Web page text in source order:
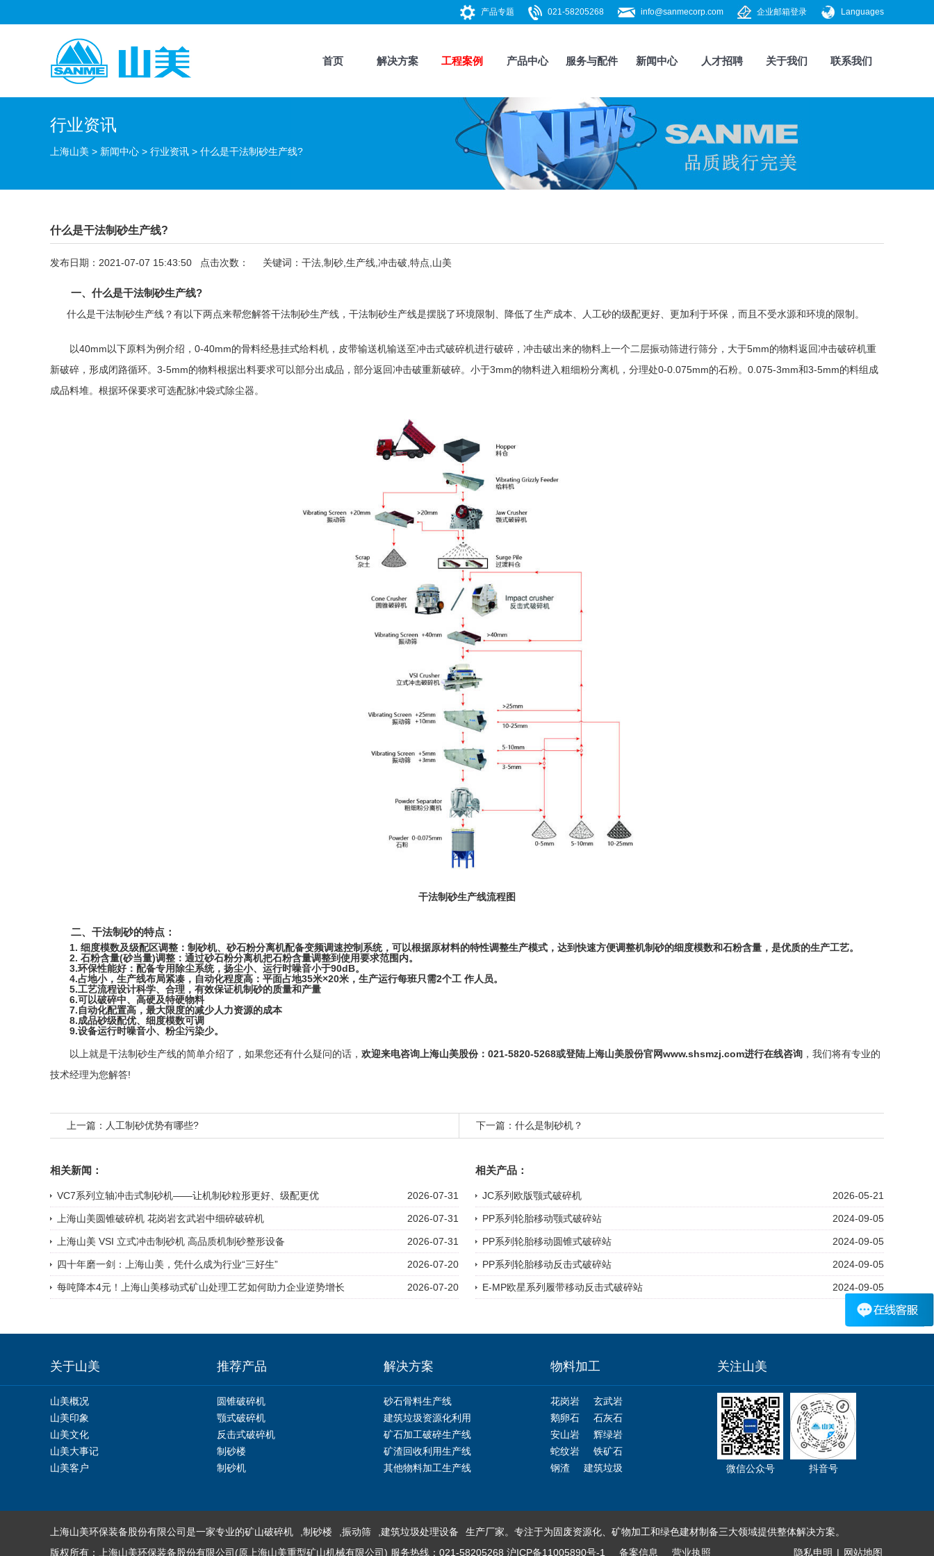
Languages
企业邮箱登录
info@sanmecorp.com
021-58205268
产品专题
首页 解决方案 工程案例 产品中心 服务与配件 新闻中心 人才招聘 关于我们 联系我们
行业资讯
上海山美 > 新闻中心 > 行业资讯 > 什么是干法制砂生产线?
什么是干法制砂生产线?
发布日期：2021-07-07 15:43:50 点击次数： 关键词：干法,制砂,生产线,冲击破,特点,山美
一、什么是干法制砂生产线?
什么是干法制砂生产线？有以下两点来帮您解答干法制砂生产线，干法制砂生产线是摆脱了环境限制、降低了生产成本、人工砂的级配更好、更加利于环保，而且不受水源和环境的限制。
以40mm以下原料为例介绍，0-40mm的骨料经悬挂式给料机 ， 皮带输送机输送至冲击式破碎机进行破碎， 冲击破出来的物料上一个二层振动筛进行筛分，大于5mm的物料返回冲击破碎机重
新破碎，形成闭路循环。3-5mm的物料根据出料要求可以部分出成品，部分返回冲击破重新破碎。小于3mm的物料进入粗细粉分离机 ，分理处0-0.075mm的石粉。0.075-3mm和3-5mm的料组成
成品料堆。根据环保要求可选配脉冲袋式除尘器。
干法制砂生产线流程图
二、干法制砂的特点：
1. 细度模数及级配区调整： 制砂机、 砂石粉分离机配备变频调速控制系统，可以根据原材料的特性调整生产模式，达到快速方便调整机制砂的细度模数和石粉含量，是优质的生产工艺。
2. 石粉含量(砂当量)调整：通过砂石粉分离机把石粉含量调整到使用要求范围内。
3.环保性能好：配备专用除尘系统，扬尘小、运行时噪音小于90dB。
4.占地小，生产线布局紧凑，自动化程度高：平面占地35米×20米，生产运行每班只需2个工 作人员。
5.工艺流程设计科学、合理，有效保证机制砂的质量和产量
6.可以破碎中、高硬及特硬物料
7.自动化配置高，最大限度的减少人力资源的成本
8.成品砂级配优、细度模数可调
9.设备运行时噪音小、粉尘污染少。
以上就是干法制砂生产线的简单介绍了，如果您还有什么疑问的话， 欢迎来电咨询上海山美股份：021-5820-5268或登陆上海山美股份官网www.shsmzj.com进行在线咨询 ，我们将有专业的
技术经理为您解答!
上一篇： 人工制砂优势有哪些? 下一篇： 什么是制砂机？
相关新闻：
VC7系列立轴冲击式制砂机——让机制砂粒形更好、级配更优 2026-07-31
上海山美圆锥破碎机 花岗岩玄武岩中细碎破碎机 2026-07-31
上海山美 VSI 立式冲击制砂机 高品质机制砂整形设备 2026-07-31
四十年磨一剑：上海山美，凭什么成为行业“三好生” 2026-07-20
每吨降本4元！上海山美移动式矿山处理工艺如何助力企业逆势增长 2026-07-20
相关产品：
JC系列欧版颚式破碎机 2026-05-21
PP系列轮胎移动颚式破碎站 2024-09-05
PP系列轮胎移动圆锥式破碎站 2024-09-05
PP系列轮胎移动反击式破碎站 2024-09-05
E-MP欧星系列履带移动反击式破碎站 2024-09-05
关于山美 推荐产品 解决方案 物料加工 关注山美
山美概况
山美印象
山美文化
山美大事记
山美客户
圆锥破碎机
颚式破碎机
反击式破碎机
制砂楼
制砂机
砂石骨料生产线
建筑垃圾资源化利用
矿石加工破碎生产线
矿渣回收利用生产线
其他物料加工生产线
花岗岩
玄武岩
鹅卵石
石灰石
安山岩
辉绿岩
蛇纹岩
铁矿石
钢渣
建筑垃圾 微信公众号 抖音号
上海山美环保装备股份有限公司是一家专业的矿山破碎机 ,制砂楼 ,振动筛 ,建筑垃圾处理设备
生产厂家。专注于为固废资源化、矿物加工和绿色建材制备三大领域提供整体解决方案。
隐私申明 | 网站地图
版权所有：上海山美环保装备股份有限公司(原上海山美重型矿山机械有限公司) 服务热线：021-58205268 沪ICP备11005890号-1 备案信息 营业执照